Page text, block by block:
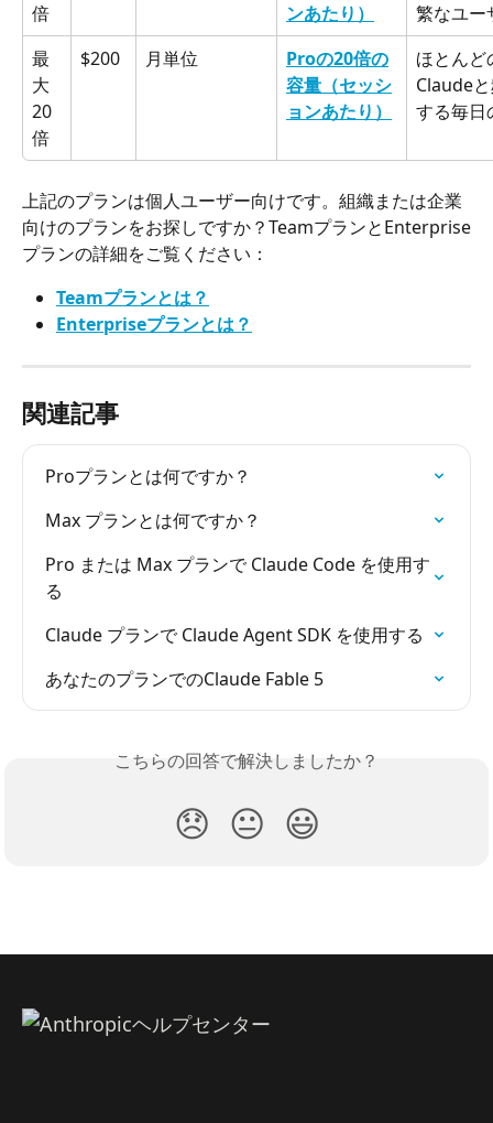
倍
ンあたり）
繁なユー
最
大
20
倍
$200 月単位
Proの20倍の
容量（セッシ
ョンあたり）
ほとんど
Claude
する毎日
上記のプランは個人ユーザー向けです。組織または企業
向けのプランをお探しですか？TeamプランとEnterprise
プランの詳細をご覧ください：
Teamプランとは？
Enterpriseプランとは？
関連記事
Proプランとは何ですか？
Max プランとは何ですか？
Pro または Max プランで Claude Code を使用す
る
Claude プランで Claude Agent SDK を使用する
あなたのプランでのClaude Fable 5
こちらの回答で解決しましたか？
😞 😐 😃